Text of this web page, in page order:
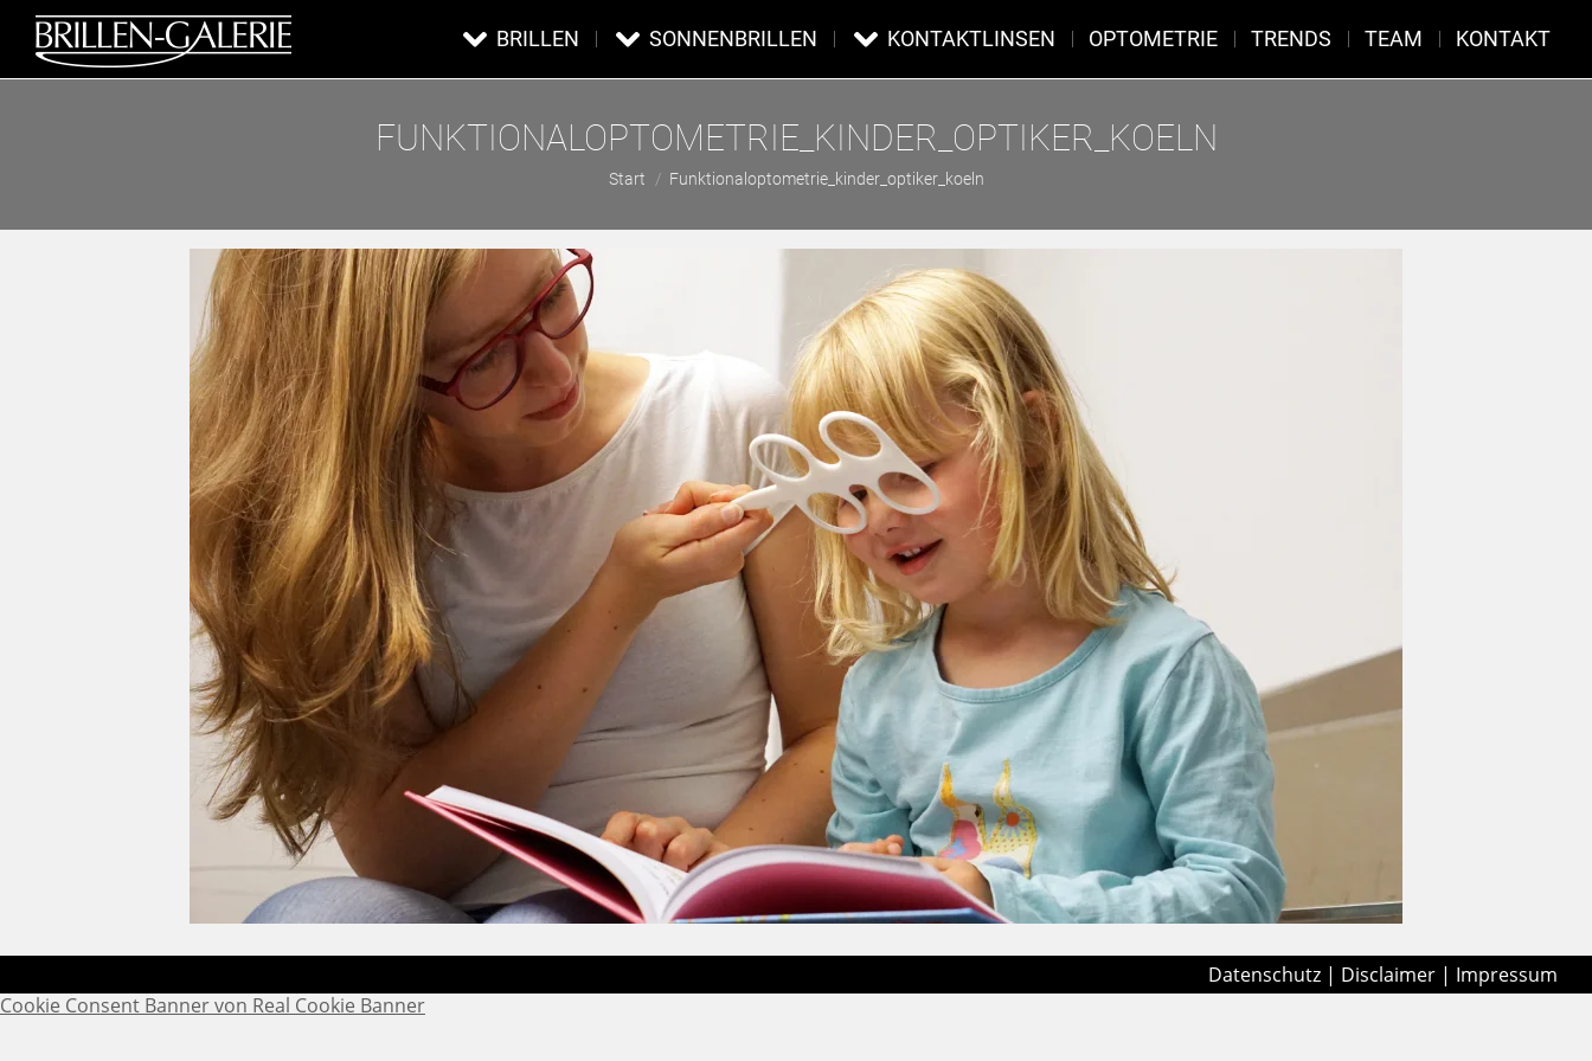
BRILLEN SONNENBRILLEN KONTAKTLINSEN OPTOMETRIE TRENDS TEAM KONTAKT
FUNKTIONALOPTOMETRIE_KINDER_OPTIKER_KOELN
Sie befinden sich hier:
Start Funktionaloptometrie_kinder_optiker_koeln
Datenschutz | Disclaimer | Impressum
Cookie Consent Banner von Real Cookie Banner